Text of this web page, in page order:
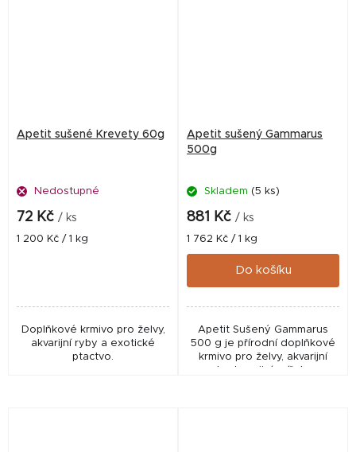
Apetit sušené Krevety 60g
Nedostupné
72 Kč / ks
Měrná
1 200 Kč / 1 kg
Doplňkové krmivo pro želvy,
akvarijní ryby a exotické
ptactvo.
Apetit sušený Gammarus
500g
Skladem (5 ks)
881 Kč / ks
Měrná
cena:
1 762 Kč / 1 kg
Do košíku
Apetit Sušený Gammarus
500 g je přírodní doplňkové
krmivo pro želvy, akvarijní